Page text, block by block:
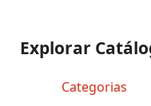
Explorar
Categorias